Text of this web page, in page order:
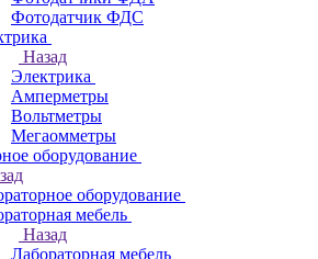
Фотодатчик ФДС
Назад
Электрика
Амперметры
Вольтметры
Мегаомметры
оборудование
оборудование
мебель
Назад
Лабораторная мебель